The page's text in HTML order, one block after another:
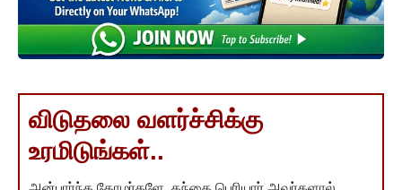
விடுதலை வளர்ச்சிக்கு
உரமிடுங்கள்..